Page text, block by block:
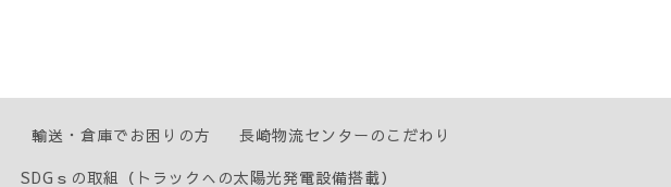
輸送・倉庫でお困りの方
長崎物流センターのこだわり
SDGｓの取組（トラックへの太陽光発電設備搭載）